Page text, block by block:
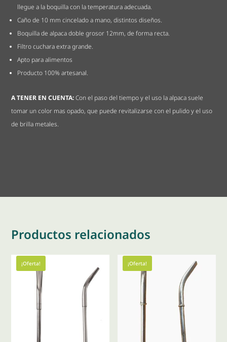
llegue a la boquilla con la temperatura adecuada.
Caño de 10 mm cincelado a mano, distintos diseños.
Boquilla de alpaca doble grosor 12mm, de forma recta.
Filtro cuchara extra grande.
Apto para alimentos
Producto 100% artesanal.
A TENER EN CUENTA:Con el paso del tiempo y el uso la alpaca suele
tomar un color mas opado, que puede revitalizarse con el pulido y el uso
de brilla metales.
Productos relacionados
¡Oferta! ¡Oferta!